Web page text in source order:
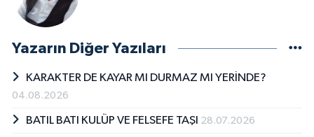
Yazarın Diğer Yazıları
KARAKTER DE KAYAR MI DURMAZ MI YERİNDE?
04.08.2026
BATIL BATI KULÜP VE FELSEFE TAŞI 28.07.2026